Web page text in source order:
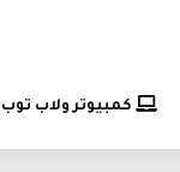
كمبيوتر ولاب توب